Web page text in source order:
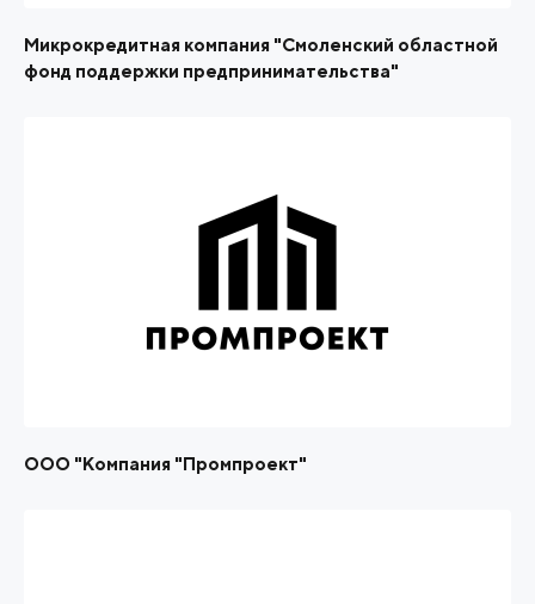
Микрокредитная компания "Смоленский областной
фонд поддержки предпринимательства"
ООО "Компания "Промпроект"